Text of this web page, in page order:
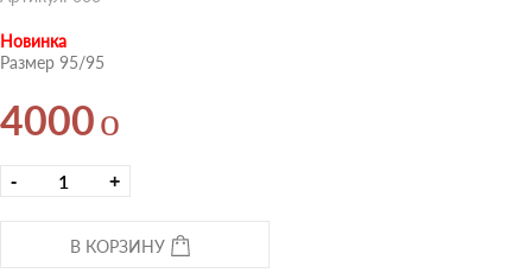
Новинка
Размер 95/95
4000o
- +
В КОРЗИНУ